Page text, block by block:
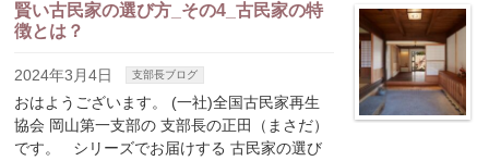
賢い古民家の選び方_その4_古民家の特
徴とは？
2024年3月4日 支部長ブログ
おはようございます。 (一社)全国古民家再生
協会 岡山第一支部の 支部長の正田（まさだ）
です。 シリーズでお届けする 古民家の選び